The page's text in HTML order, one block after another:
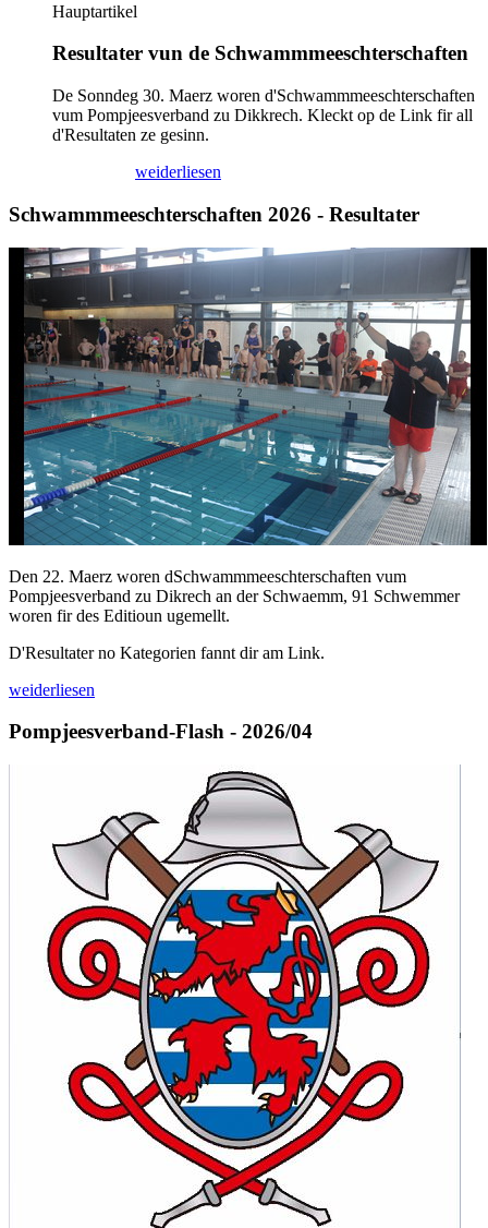
Hauptartikel
Resultater vun de Schwammmeeschterschaften
De Sonndeg 30. Maerz woren d'Schwammmeeschterschaften
vum Pompjeesverband zu Dikkrech. Kleckt op de Link fir all
d'Resultaten ze gesinn.
weiderliesen
Schwammmeeschterschaften 2026 - Resultater
Den 22. Maerz woren dSchwammmeeschterschaften vum
Pompjeesverband zu Dikrech an der Schwaemm, 91 Schwemmer
woren fir des Editioun ugemellt.
D'Resultater no Kategorien fannt dir am Link.
weiderliesen
Pompjeesverband-Flash - 2026/04